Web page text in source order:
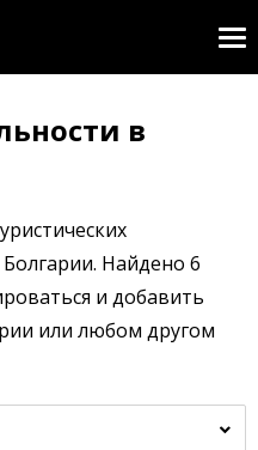
в
Найдено 6
и добавить
или любом другом